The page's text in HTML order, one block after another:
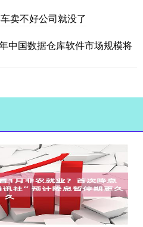
卖不好公司就没了
中国数据仓库软件市场规模将